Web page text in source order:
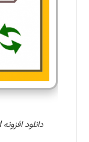
دانلود افزونه WooCommerce Recover Abandoned